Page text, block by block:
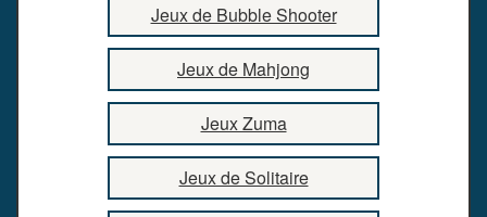
Jeux de Bubble Shooter
Jeux de Mahjong
Jeux Zuma
Jeux de Solitaire